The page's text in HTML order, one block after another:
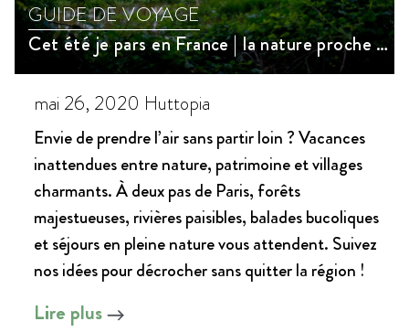
GUIDE DE VOYAGE
Cet été je pars en France | la nature proche de Paris
mai 26, 2020 Huttopia
Envie de prendre l’air sans partir loin ? Vacances
inattendues entre nature, patrimoine et villages
charmants. À deux pas de Paris, forêts
majestueuses, rivières paisibles, balades bucoliques
et séjours en pleine nature vous attendent. Suivez
nos idées pour décrocher sans quitter la région !
Lire plus